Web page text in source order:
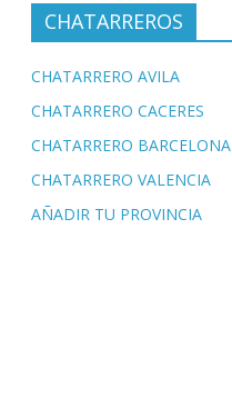
CHATARREROS
CHATARRERO AVILA
CHATARRERO CACERES
CHATARRERO BARCELONA
CHATARRERO VALENCIA
AÑADIR TU PROVINCIA